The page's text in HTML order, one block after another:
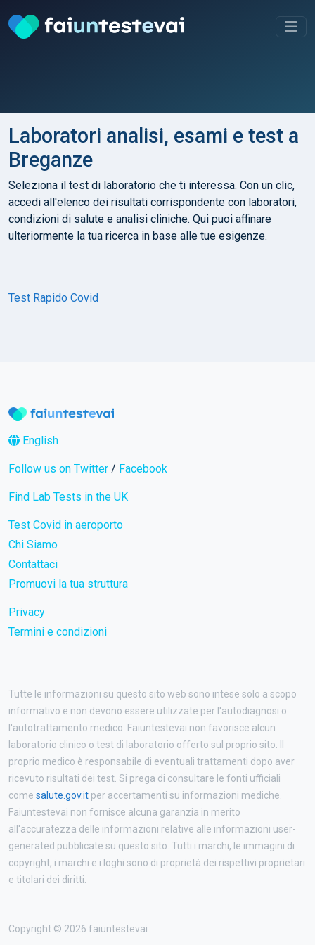
Laboratori analisi, esami e test a
Breganze
Seleziona il test di laboratorio che ti interessa. Con un clic,
accedi all'elenco dei risultati corrispondente con laboratori,
condizioni di salute e analisi cliniche. Qui puoi affinare
ulteriormente la tua ricerca in base alle tue esigenze.
Test Rapido Covid
English
Follow us on Twitter / Facebook
Find Lab Tests in the UK
Test Covid in aeroporto
Chi Siamo
Contattaci
Promuovi la tua struttura
Privacy
Termini e condizioni
Tutte le informazioni su questo sito web sono intese solo a scopo
informativo e non devono essere utilizzate per l'autodiagnosi o
l'autotrattamento medico. Faiuntestevai non favorisce alcun
laboratorio clinico o test di laboratorio offerto sul proprio sito. Il
proprio medico è responsabile di eventuali trattamenti dopo aver
ricevuto risultati dei test. Si prega di consultare le fonti ufficiali
come salute.gov.it per accertamenti su informazioni mediche.
Faiuntestevai non fornisce alcuna garanzia in merito
all'accuratezza delle informazioni relative alle informazioni user-
generated pubblicate su questo sito. Tutti i marchi, le immagini di
copyright, i marchi e i loghi sono di proprietà dei rispettivi proprietari
e titolari dei diritti.
Copyright © 2026 faiuntestevai